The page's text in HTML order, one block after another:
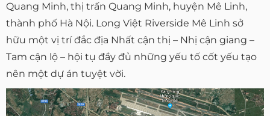
Quang Minh, thị trấn Quang Minh, huyện Mê Linh,
thành phố Hà Nội. Long Việt Riverside Mê Linh sở
hữu một vị trí đắc địa Nhất cận thị – Nhị cận giang –
Tam cận lộ – hội tụ đầy đủ những yếu tố cốt yếu tạo
nên một dự án tuyệt vời.